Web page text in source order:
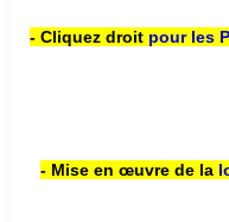
- Cliquez droit pour les
- Mise en œuvre de la